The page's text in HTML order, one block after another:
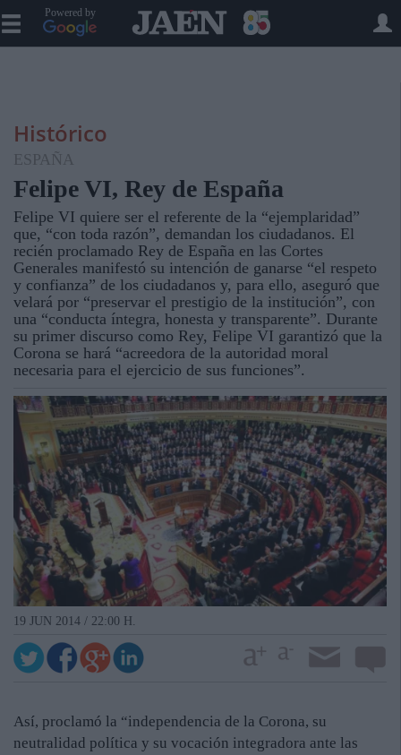
Powered by
Histórico
ESPAÑA
Felipe VI, Rey de España
Felipe VI quiere ser el referente de la “ejemplaridad”
que, “con toda razón”, demandan los ciudadanos. El
recién proclamado Rey de España en las Cortes
Generales manifestó su intención de ganarse “el respeto
y confianza” de los ciudadanos y, para ello, aseguró que
velará por “preservar el prestigio de la institución”, con
una “conducta íntegra, honesta y transparente”. Durante
su primer discurso como Rey, Felipe VI garantizó que la
Corona se hará “acreedora de la autoridad moral
necesaria para el ejercicio de sus funciones”.
19 JUN 2014 / 22:00 H.
Así, proclamó la “independencia de la Corona, su
neutralidad política y su vocación integradora ante las